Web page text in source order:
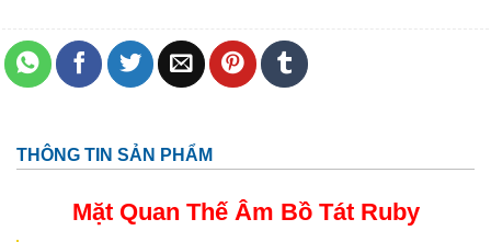
THÔNG TIN SẢN PHẨM
Mặt Quan Thế Âm Bồ Tát Ruby